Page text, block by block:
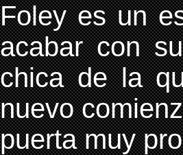
Foley es un
acabar con
chica de la
nuevo
puerta muy